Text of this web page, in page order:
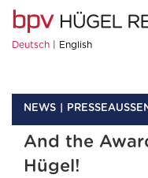
Deutsch English
NEWS
And the
Hügel!